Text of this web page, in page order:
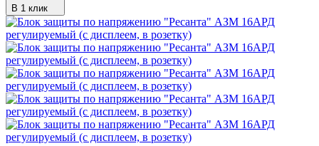
В 1 клик